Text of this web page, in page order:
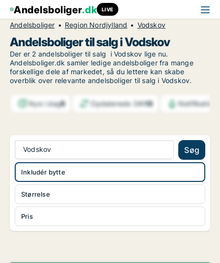
Andelsboliger.dk LIVE
Andelsboliger Region Nordjylland Vodskov
Andelsboliger til salg i Vodskov
Der er 2 andelsboliger til salg i Vodskov lige nu.
Andelsboliger.dk samler ledige andelsboliger fra mange
forskellige dele af markedet, så du lettere kan skabe
overblik over relevante andelsboliger til salg i Vodskov.
Nye i dag5 Opdaterede 24h13
Vodskov Søg
Størrelse
Pris
Inkludér bytte